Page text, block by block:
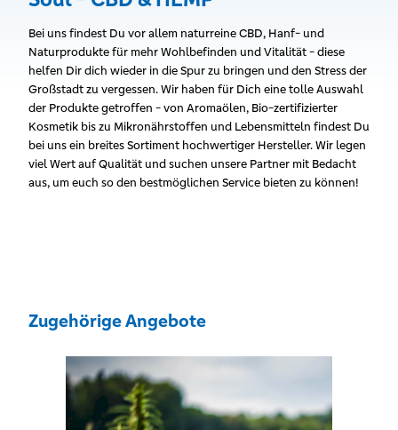
Bei uns findest Du vor allem naturreine CBD, Hanf- und
Naturprodukte für mehr Wohlbefinden und Vitalität - diese
helfen Dir dich wieder in die Spur zu bringen und den Stress der
Großstadt zu vergessen. Wir haben für Dich eine tolle Auswahl
der Produkte getroffen - von Aromaölen, Bio-zertifizierter
Kosmetik bis zu Mikronährstoffen und Lebensmitteln findest Du
bei uns ein breites Sortiment hochwertiger Hersteller. Wir legen
viel Wert auf Qualität und suchen unsere Partner mit Bedacht
aus, um euch so den bestmöglichen Service bieten zu können!
Zugehörige Angebote